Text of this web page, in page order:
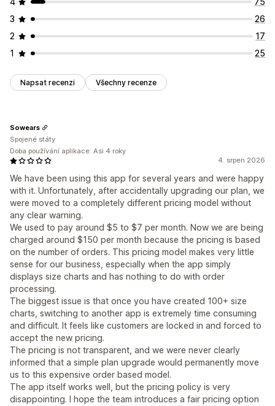
3
26
2
17
1
25
Napsat recenzi Všechny recenze
4. srpen 2026
We have been using this app for several years and were happy
with it. Unfortunately, after accidentally upgrading our plan, we
were moved to a completely different pricing model without
any clear warning.
We used to pay around $5 to $7 per month. Now we are being
charged around $150 per month because the pricing is based
on the number of orders. This pricing model makes very little
sense for our business, especially when the app simply
displays size charts and has nothing to do with order
processing.
The biggest issue is that once you have created 100+ size
charts, switching to another app is extremely time consuming
and difficult. It feels like customers are locked in and forced to
accept the new pricing.
The pricing is not transparent, and we were never clearly
informed that a simple plan upgrade would permanently move
us to this expensive order based model.
The app itself works well, but the pricing policy is very
disappointing. I hope the team introduces a fair pricing option
Sowears
Spojené státy
Doba používání aplikace: Asi 4 roky